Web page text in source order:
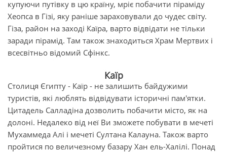
купуючи путівку в цю країну, мріє побачити піраміду
Хеопса в Гізі, яку раніше зараховували до чудес світу.
Гіза, район на заході Каїра, варто відвідати не тільки
заради пірамід. Там також знаходиться Храм Мертвих і
всесвітньо відомий Сфінкс.
Каїр
Столиця Єгипту - Каїр - не залишить байдужими
туристів, які люблять відвідувати історичні пам'ятки.
Цитадель Салладіна дозволить побачити місто, як на
долоні. Недалеко від неї Ви зможете побувати в мечеті
Мухаммеда Алі і мечеті Султана Калауна. Також варто
пройтися по величезному базару Хан ель-Халілі. Понад